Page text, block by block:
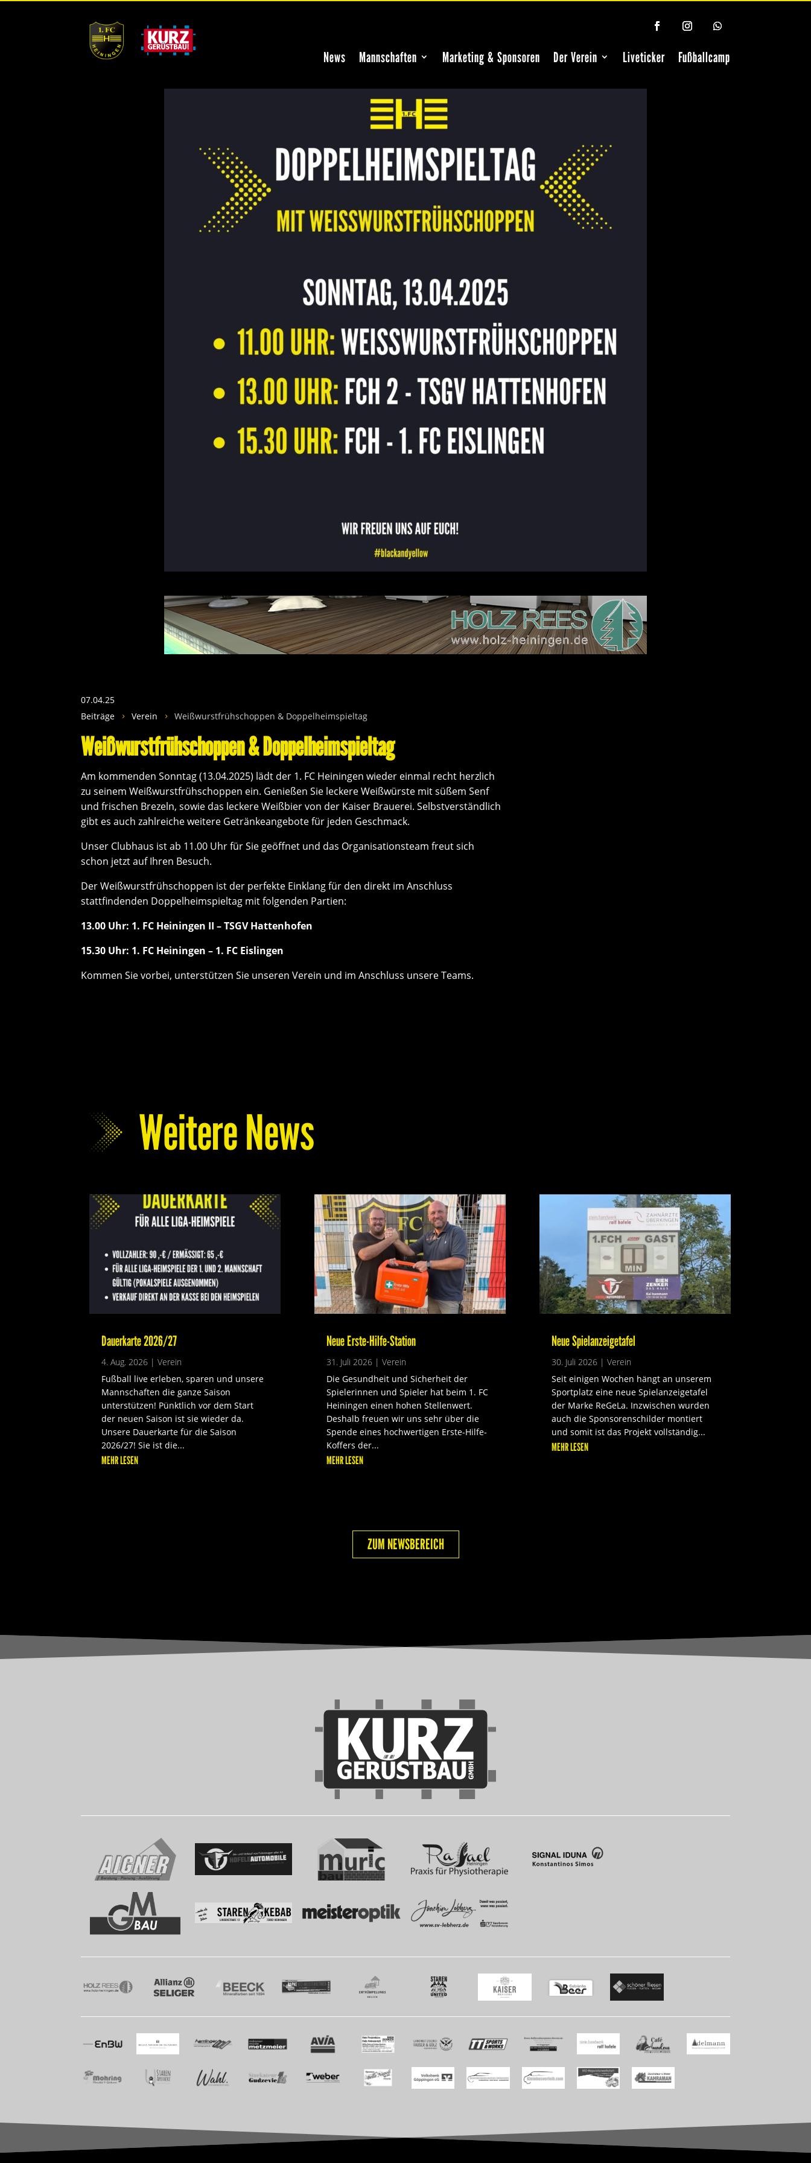
News Mannschaften Marketing & Sponsoren Der Verein Liveticker Fußballcamp
07.04.25
Beiträge
5 Verein 5 Weißwurstfrühschoppen & Doppelheimspieltag
Weißwurstfrühschoppen & Doppelheimspieltag
Am kommenden Sonntag (13.04.2025) lädt der 1. FC Heiningen wieder einmal recht herzlich
zu seinem Weißwurstfrühschoppen ein. Genießen Sie leckere Weißwürste mit süßem Senf
und frischen Brezeln, sowie das leckere Weißbier von der Kaiser Brauerei. Selbstverständlich
gibt es auch zahlreiche weitere Getränkeangebote für jeden Geschmack.
Unser Clubhaus ist ab 11.00 Uhr für Sie geöffnet und das Organisationsteam freut sich
schon jetzt auf Ihren Besuch.
Der Weißwurstfrühschoppen ist der perfekte Einklang für den direkt im Anschluss
stattfindenden Doppelheimspieltag mit folgenden Partien:
13.00 Uhr: 1. FC Heiningen II – TSGV Hattenhofen
15.30 Uhr: 1. FC Heiningen – 1. FC Eislingen
Kommen Sie vorbei, unterstützen Sie unseren Verein und im Anschluss unsere Teams.
Weitere News
Dauerkarte 2026/27
4. Aug. 2026 |Verein
Fußball live erleben, sparen und unsere
Mannschaften die ganze Saison
unterstützen! Pünktlich vor dem Start
der neuen Saison ist sie wieder da.
Unsere Dauerkarte für die Saison
2026/27! Sie ist die...
MEHR LESEN
Neue Erste-Hilfe-Station
31. Juli 2026 |Verein
Die Gesundheit und Sicherheit der
Spielerinnen und Spieler hat beim 1. FC
Heiningen einen hohen Stellenwert.
Deshalb freuen wir uns sehr über die
Spende eines hochwertigen Erste-Hilfe-
Koffers der...
MEHR LESEN
Neue Spielanzeigetafel
30. Juli 2026 |Verein
Seit einigen Wochen hängt an unserem
Sportplatz eine neue Spielanzeigetafel
der Marke ReGeLa. Inzwischen wurden
auch die Sponsorenschilder montiert
und somit ist das Projekt vollständig...
MEHR LESEN
ZUM NEWSBEREICH